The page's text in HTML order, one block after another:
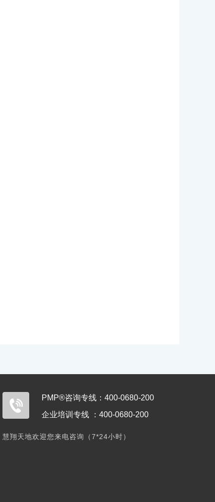
PMP®咨询专线：400-0680-200
企业培训专线 ：400-0680-200
慧翔天地欢迎您来电咨询（7*24小时）